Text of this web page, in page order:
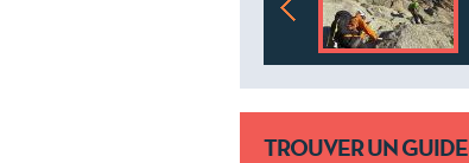
TROUVER UN GUIDE